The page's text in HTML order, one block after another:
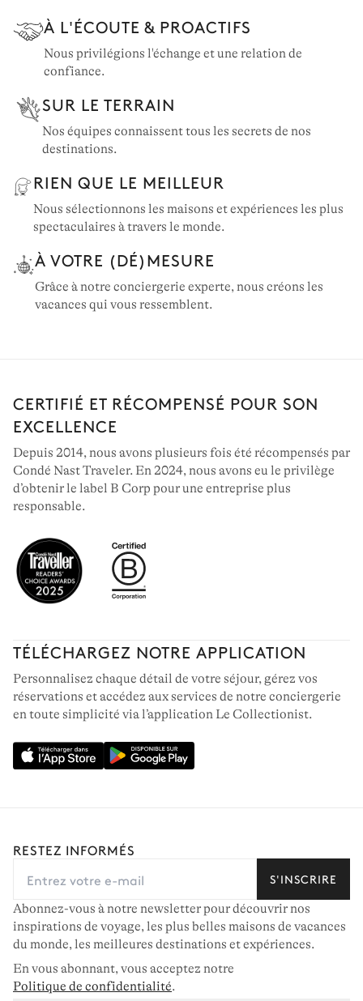
À L'ÉCOUTE & PROACTIFS
Nous privilégions l'échange et une relation de
confiance.
SUR LE TERRAIN
Nos équipes connaissent tous les secrets de nos
destinations.
RIEN QUE LE MEILLEUR
Nous sélectionnons les maisons et expériences les plus
spectaculaires à travers le monde.
À VOTRE (DÉ)MESURE
Grâce à notre conciergerie experte, nous créons les
vacances qui vous ressemblent.
CERTIFIÉ ET RÉCOMPENSÉ POUR SON
EXCELLENCE
Depuis 2014, nous avons plusieurs fois été récompensés par
Condé Nast Traveler. En 2024, nous avons eu le privilège
d’obtenir le label B Corp pour une entreprise plus
responsable.
TÉLÉCHARGEZ NOTRE APPLICATION
Personnalisez chaque détail de votre séjour, gérez vos
réservations et accédez aux services de notre conciergerie
en toute simplicité via l’application Le Collectionist.
RESTEZ INFORMÉS
S'INSCRIRE
Abonnez-vous à notre newsletter pour découvrir nos
inspirations de voyage, les plus belles maisons de vacances
du monde, les meilleures destinations et expériences.
En vous abonnant, vous acceptez notre
Politique de confidentialité.